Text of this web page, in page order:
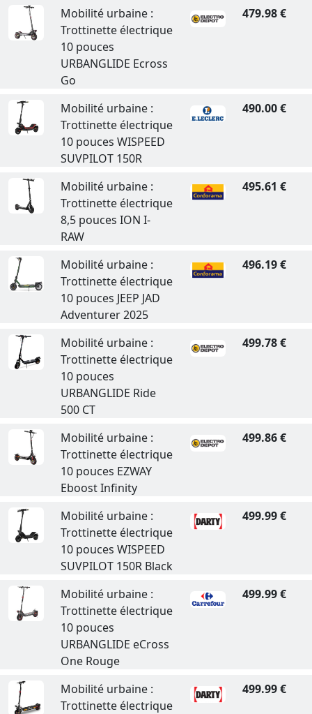
Mobilité urbaine :
Trottinette électrique
10 pouces
URBANGLIDE Ecross
Go
479.98 €
Mobilité urbaine :
Trottinette électrique
10 pouces WISPEED
SUVPILOT 150R
490.00 €
Mobilité urbaine :
Trottinette électrique
8,5 pouces ION I-
RAW
495.61 €
Mobilité urbaine :
Trottinette électrique
10 pouces JEEP JAD
Adventurer 2025
496.19 €
Mobilité urbaine :
Trottinette électrique
10 pouces
URBANGLIDE Ride
500 CT
499.78 €
Mobilité urbaine :
Trottinette électrique
10 pouces EZWAY
Eboost Infinity
499.86 €
Mobilité urbaine :
Trottinette électrique
10 pouces WISPEED
SUVPILOT 150R Black
499.99 €
Mobilité urbaine :
Trottinette électrique
10 pouces
URBANGLIDE eCross
One Rouge
499.99 €
Mobilité urbaine :
Trottinette électrique
499.99 €